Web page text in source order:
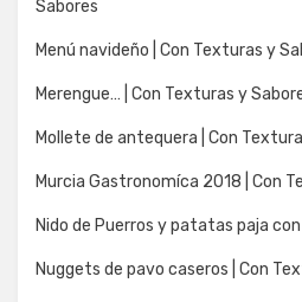
Sabores
Menú navideño | Con Texturas y
Merengue… | Con Texturas y
Mollete de antequera | Con
Murcia Gastronomíca 2018 | Con
Nido de Puerros y patatas paja
Nuggets de pavo caseros | Con